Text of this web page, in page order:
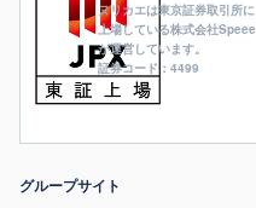
ヌリカエは東京証券取引所に
上場している株式会社Speee
が運営しています。
証券コード：4499
グループサイト